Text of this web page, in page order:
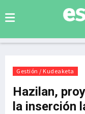
Gestión / Kudeaketa
Hazilan,
la inserción